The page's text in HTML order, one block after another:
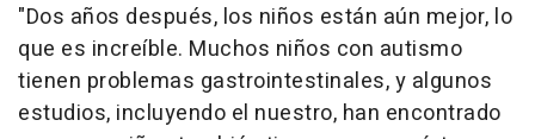
"Dos años después, los niños están aún mejor, lo
que es increíble. Muchos niños con autismo
tienen problemas gastrointestinales, y algunos
estudios, incluyendo el nuestro, han encontrado